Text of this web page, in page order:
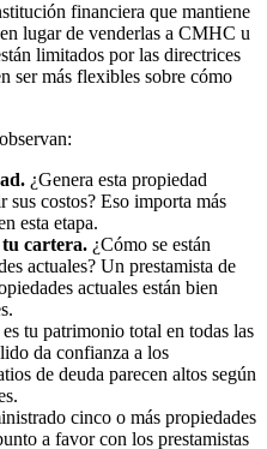
financiera que mantiene
lugar de venderlas a CMHC u
limitados por las directrices
ser más flexibles sobre cómo
¿Genera esta propiedad
costos? Eso importa más
esta etapa.
cartera. ¿Cómo se están
actuales? Un prestamista de
actuales están bien
tu patrimonio total en todas las
da confianza a los
de deuda parecen altos según
cinco o más propiedades
a favor con los prestamistas